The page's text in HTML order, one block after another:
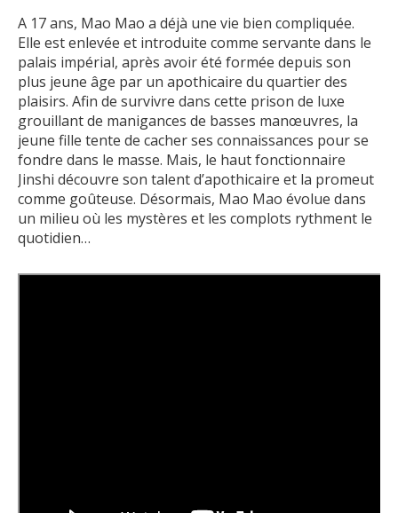
A 17 ans, Mao Mao a déjà une vie bien compliquée.
Elle est enlevée et introduite comme servante dans le
palais impérial, après avoir été formée depuis son
plus jeune âge par un apothicaire du quartier des
plaisirs. Afin de survivre dans cette prison de luxe
grouillant de manigances de basses manœuvres, la
jeune fille tente de cacher ses connaissances pour se
fondre dans le masse. Mais, le haut fonctionnaire
Jinshi découvre son talent d’apothicaire et la promeut
comme goûteuse. Désormais, Mao Mao évolue dans
un milieu où les mystères et les complots rythment le
quotidien…